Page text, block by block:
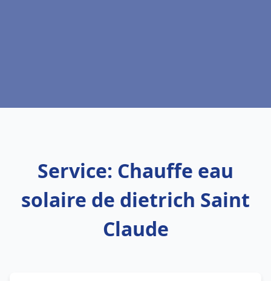
Service: Chauffe eau
solaire de dietrich Saint
Claude